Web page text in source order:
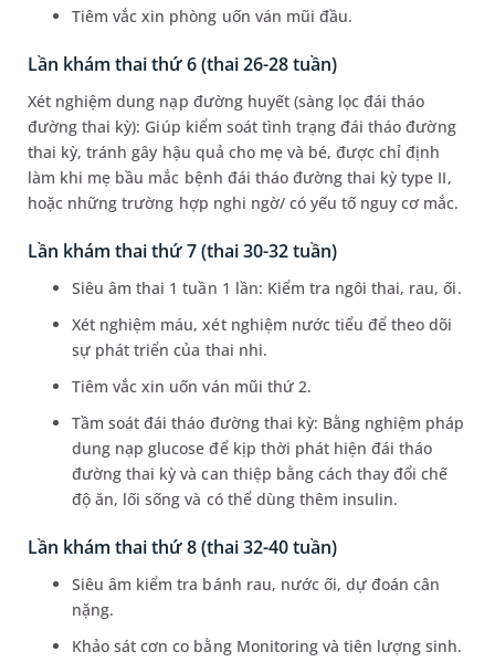
Tiêm vắc xin phòng uốn ván mũi đầu.
Lần khám thai thứ 6 (thai 26-28 tuần)
Xét nghiệm dung nạp đường huyết (sàng lọc đái tháo
đường thai kỳ): Giúp kiểm soát tình trạng đái tháo đường
thai kỳ, tránh gây hậu quả cho mẹ và bé, được chỉ định
làm khi mẹ bầu mắc bệnh đái tháo đường thai kỳ type II,
hoặc những trường hợp nghi ngờ/ có yếu tố nguy cơ mắc.
Lần khám thai thứ 7 (thai 30-32 tuần)
Siêu âm thai 1 tuần 1 lần: Kiểm tra ngôi thai, rau, ối.
Xét nghiệm máu, xét nghiệm nước tiểu để theo dõi
sự phát triển của thai nhi.
Tiêm vắc xin uốn ván mũi thứ 2.
Tầm soát đái tháo đường thai kỳ: Bằng nghiệm pháp
dung nạp glucose để kịp thời phát hiện đái tháo
đường thai kỳ và can thiệp bằng cách thay đổi chế
độ ăn, lối sống và có thể dùng thêm insulin.
Lần khám thai thứ 8 (thai 32-40 tuần)
Siêu âm kiểm tra bánh rau, nước ối, dự đoán cân
nặng.
Khảo sát cơn co bằng Monitoring và tiên lượng sinh.